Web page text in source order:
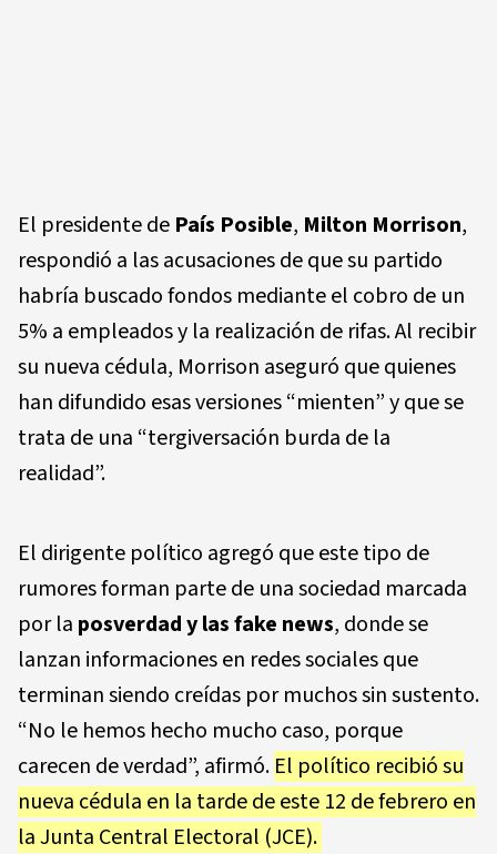
El presidente de País Posible, Milton Morrison,
respondió a las acusaciones de que su partido
habría buscado fondos mediante el cobro de un
5% a empleados y la realización de rifas. Al recibir
su nueva cédula, Morrison aseguró que quienes
han difundido esas versiones “mienten” y que se
trata de una “tergiversación burda de la
realidad”.
El dirigente político agregó que este tipo de
rumores forman parte de una sociedad marcada
por la posverdad y las fake news, donde se
lanzan informaciones en redes sociales que
terminan siendo creídas por muchos sin sustento.
“No le hemos hecho mucho caso, porque
carecen de verdad”, afirmó. El político recibió su
nueva cédula en la tarde de este 12 de febrero en
la Junta Central Electoral (JCE).